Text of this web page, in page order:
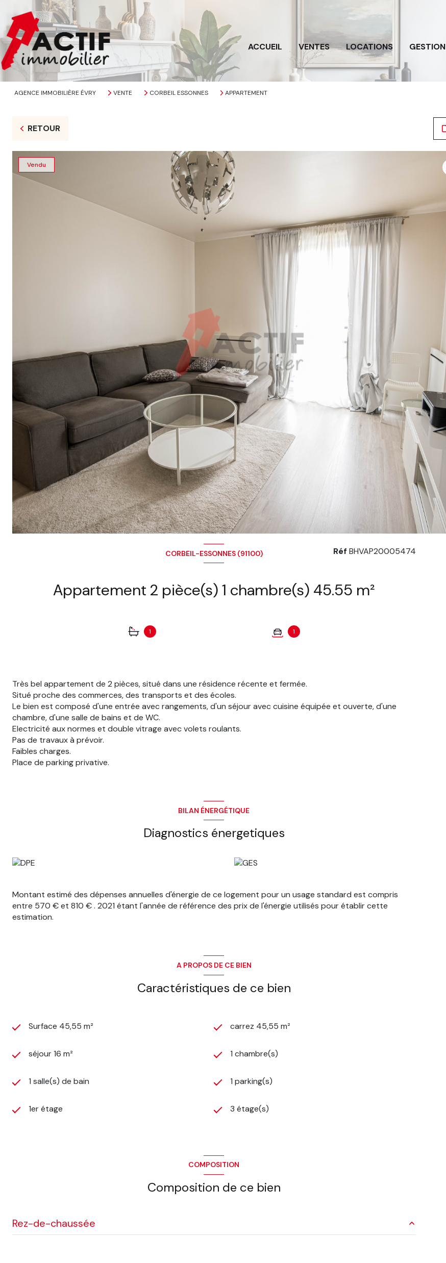
ACCUEIL VENTES LOCATIONS GESTION
AGENCE IMMOBILIÈRE ÉVRY VENTE CORBEIL ESSONNES APPARTEMENT
RETOUR
Vendu
CORBEIL-ESSONNES (91100)
Appartement 2 pièce(s) 1 chambre(s) 45.55 m²
1 1
Réf BHVAP20005474
Très bel appartement de 2 pièces, situé dans une résidence récente et fermée.
Situé proche des commerces, des transports et des écoles.
Le bien est composé d'une entrée avec rangements, d'un séjour avec cuisine équipée et ouverte, d'une
chambre, d'une salle de bains et de WC.
Electricité aux normes et double vitrage avec volets roulants.
Pas de travaux à prévoir.
Faibles charges.
Place de parking privative.
BILAN ÉNERGÉTIQUE
Diagnostics énergetiques
Montant estimé des dépenses annuelles d'énergie de ce logement pour un usage standard est compris
entre 570 € et 810 € . 2021 étant l'année de référence des prix de l'énergie utilisés pour établir cette
estimation.
A PROPOS DE CE BIEN
Caractéristiques de ce bien
Surface 45,55 m² carrez 45,55 m²
séjour 16 m² 1 chambre(s)
1 salle(s) de bain 1 parking(s)
1er étage 3 étage(s)
COMPOSITION
Composition de ce bien
Rez-de-chaussée